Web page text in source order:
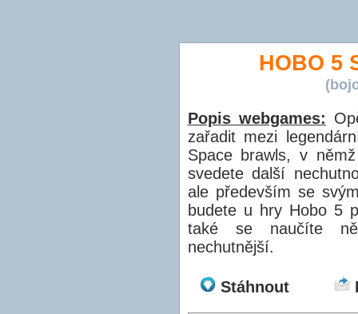
HOBO 5
Popis webgames:
zařadit mezi
Space brawls, v
svedete další
ale především se
budete u hry Hobo 5
také se naučíte
nechutnější.
Stáhnout